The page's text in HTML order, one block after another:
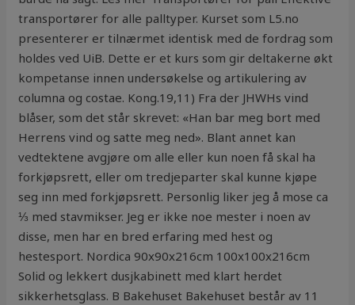
transportører for alle palltyper. Kurset som L5.no
presenterer er tilnærmet identisk med de fordrag som
holdes ved UiB. Dette er et kurs som gir deltakerne økt
kompetanse innen undersøkelse og artikulering av
columna og costae. Kong.19,11) Fra der JHWHs vind
blåser, som det står skrevet: «Han bar meg bort med
Herrens vind og satte meg ned». Blant annet kan
vedtektene avgjøre om alle eller kun noen få skal ha
forkjøpsrett, eller om tredjeparter skal kunne kjøpe
seg inn med forkjøpsrett. Personlig liker jeg å mose ca
⅓ med stavmikser. Jeg er ikke noe mester i noen av
disse, men har en bred erfaring med hest og
hestesport. Nordica 90x90x216cm 100x100x216cm
Solid og lekkert dusjkabinett med klart herdet
sikkerhetsglass. B Bakehuset Bakehuset består av 11